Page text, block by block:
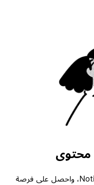
أرسل قالبك إلى معرض قوالب Notion، واحصل على فرصة